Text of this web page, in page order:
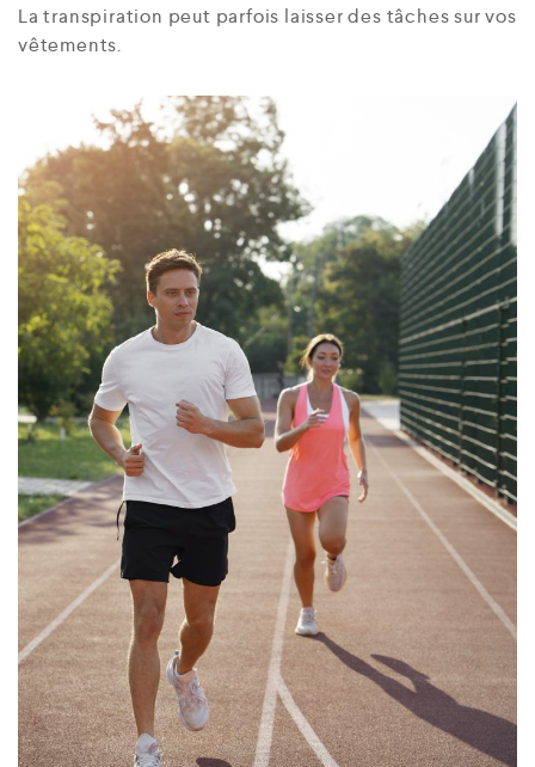
La transpiration peut parfois laisser des tâches sur vos
vêtements.